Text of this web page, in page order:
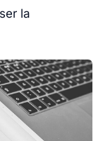
la